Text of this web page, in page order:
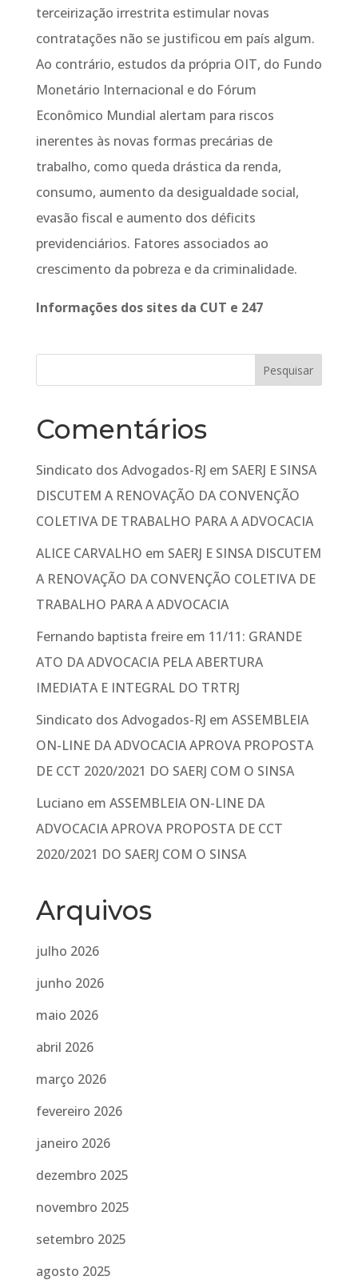
terceirização irrestrita estimular novas
contratações não se justificou em país algum.
Ao contrário, estudos da própria OIT, do Fundo
Monetário Internacional e do Fórum
Econômico Mundial alertam para riscos
inerentes às novas formas precárias de
trabalho, como queda drástica da renda,
consumo, aumento da desigualdade social,
evasão fiscal e aumento dos déficits
previdenciários. Fatores associados ao
crescimento da pobreza e da criminalidade.
Informações dos sites da CUT e 247
Comentários
Sindicato dos Advogados-RJ em SAERJ E SINSA
DISCUTEM A RENOVAÇÃO DA CONVENÇÃO
COLETIVA DE TRABALHO PARA A ADVOCACIA
ALICE CARVALHO em SAERJ E SINSA DISCUTEM
A RENOVAÇÃO DA CONVENÇÃO COLETIVA DE
TRABALHO PARA A ADVOCACIA
Fernando baptista freireem 11/11: GRANDE
ATO DA ADVOCACIA PELA ABERTURA
IMEDIATA E INTEGRAL DO TRTRJ
Sindicato dos Advogados-RJ em ASSEMBLEIA
ON-LINE DA ADVOCACIA APROVA PROPOSTA
DE CCT 2020/2021 DO SAERJ COM O SINSA
Luciano em ASSEMBLEIA ON-LINE DA
ADVOCACIA APROVA PROPOSTA DE CCT
2020/2021 DO SAERJ COM O SINSA
Arquivos
julho 2026
junho 2026
maio 2026
abril 2026
março 2026
fevereiro 2026
janeiro 2026
dezembro 2025
novembro 2025
setembro 2025
agosto 2025